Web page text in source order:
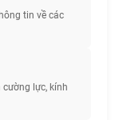
tin về các
lực, kính